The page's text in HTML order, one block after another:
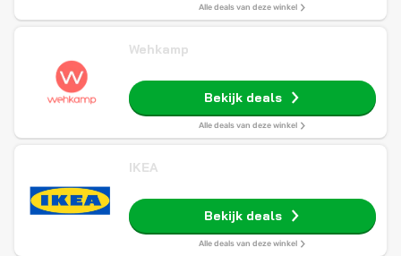
Alle deals van deze winkel
Wehkamp
Bekijk deals
Alle deals van deze winkel
IKEA
Bekijk deals
Alle deals van deze winkel